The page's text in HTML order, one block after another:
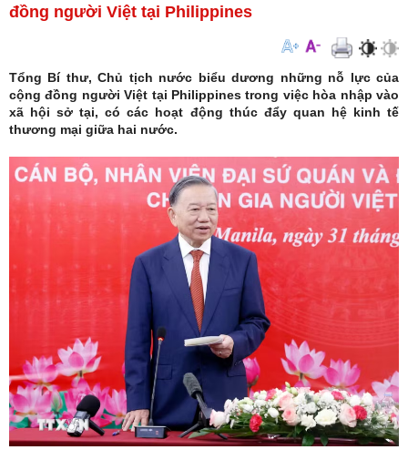
đồng người Việt tại Philippines
Tổng Bí thư, Chủ tịch nước biểu dương những nỗ lực của
cộng đồng người Việt tại Philippines trong việc hòa nhập vào
xã hội sở tại, có các hoạt động thúc đẩy quan hệ kinh tế
thương mại giữa hai nước.